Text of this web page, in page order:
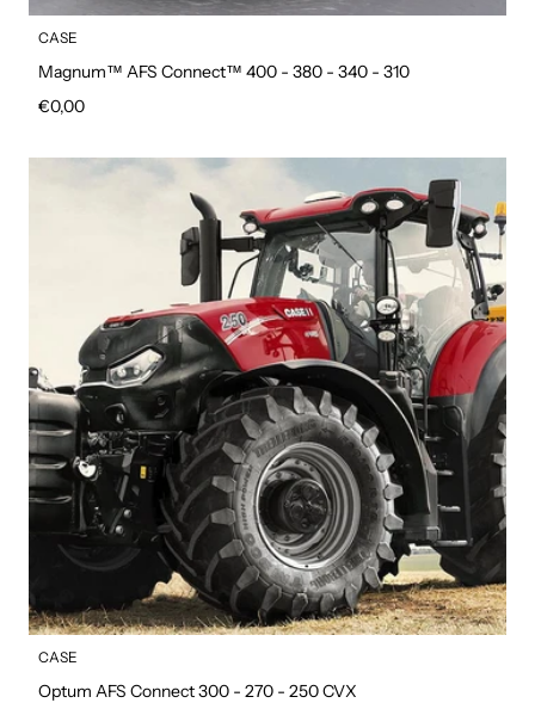
CASE
Magnum™ AFS Connect™ 400 - 380 - 340 - 310
Prezzo regolare
€0,00
CASE
Optum AFS Connect 300 - 270 - 250 CVX